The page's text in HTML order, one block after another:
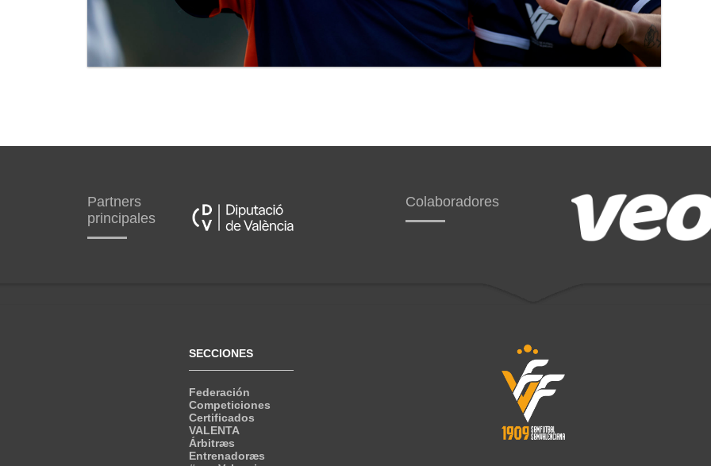
Partners
principales
Colaboradores
SECCIONES
Federación
Competiciones
Certificados
VALENTA
Árbitræs
Entrenadoræs